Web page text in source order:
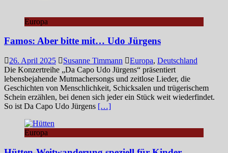
Europa
Famos: Aber bitte mit… Udo Jürgens
26. April 2025 Susanne Timmann Europa, Deutschland
Die Konzertreihe „Da Capo Udo Jürgens“ präsentiert
lebensbejahende Mutmachersongs und zeitlose Lieder, die
Geschichten von Menschlichkeit, Schicksalen und trügerischem
Schein erzählen, bei denen sich jeder ein Stück weit wiederfindet.
So ist Da Capo Udo Jürgens […]
Europa